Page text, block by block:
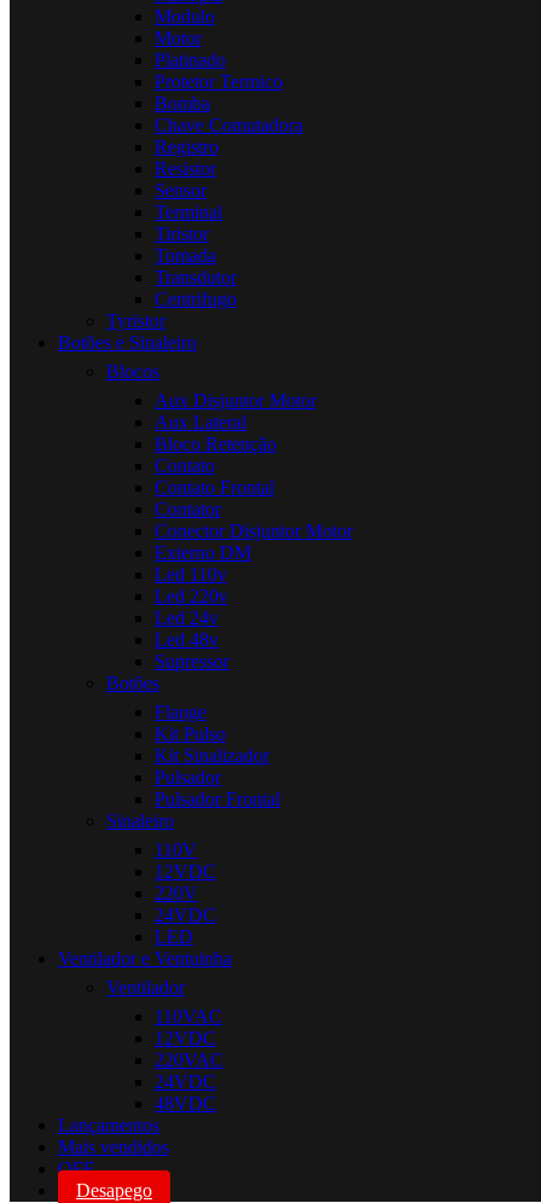
Modulo
Motor
Platinado
Protetor Termico
Bomba
Chave Comutadora
Registro
Resistor
Sensor
Terminal
Tiristor
Tomada
Transdutor
Centrifugo
Tyristor
Botões e Sinaleiro
Blocos
Aux Disjuntor Motor
Aux Lateral
Bloco Retenção
Contato
Contato Frontal
Contator
Conector Disjuntor Motor
Externo DM
Led 110v
Led 220v
Led 24v
Led 48v
Supressor
Botões
Flange
Kit Pulso
Kit Sinalizador
Pulsador
Pulsador Frontal
Sinaleiro
110V
12VDC
220V
24VDC
LED
Ventilador e Ventuinha
Ventilador
110VAC
12VDC
220VAC
24VDC
48VDC
Lançamentos
Mais vendidos
OFF
Desapego